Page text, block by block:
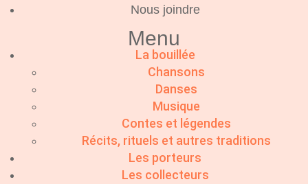
Nous joindre
Menu
La bouillée
Chansons
Danses
Musique
Contes et légendes
Récits, rituels et autres traditions
Les porteurs
Les collecteurs